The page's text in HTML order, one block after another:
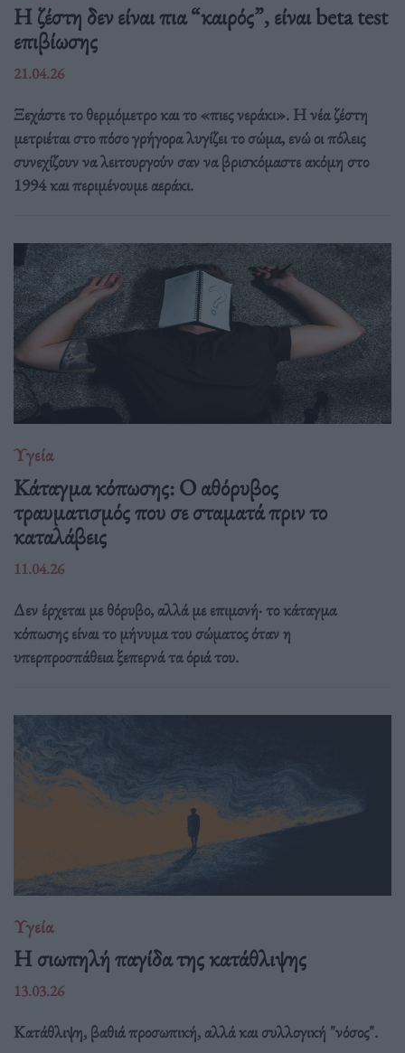
Η ζέστη δεν είναι πια “καιρός”, είναι beta test
επιβίωσης
21.04.26
Ξεχάστε το θερμόμετρο και το «πιες νεράκι». Η νέα ζέστη
μετριέται στο πόσο γρήγορα λυγίζει το σώμα, ενώ οι πόλεις
συνεχίζουν να λειτουργούν σαν να βρισκόμαστε ακόμη στο
1994 και περιμένουμε αεράκι.
Υγεία
Κάταγμα κόπωσης: O αθόρυβος
τραυματισμός που σε σταματά πριν το
καταλάβεις
11.04.26
Δεν έρχεται με θόρυβο, αλλά με επιμονή· το κάταγμα
κόπωσης είναι το μήνυμα του σώματος όταν η
υπερπροσπάθεια ξεπερνά τα όριά του.
Υγεία
Η σιωπηλή παγίδα της κατάθλιψης
13.03.26
Κατάθλιψη, βαθιά προσωπική, αλλά και συλλογική "νόσος".